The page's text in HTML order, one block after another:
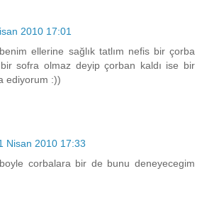
2010 17:01
ellerine sağlık tatlım nefis bir çorba
bir sofra olmaz deyip çorban kaldı ise bir
ediyorum :))
Nisan 2010 17:33
corbalara bir de bunu deneyecegim